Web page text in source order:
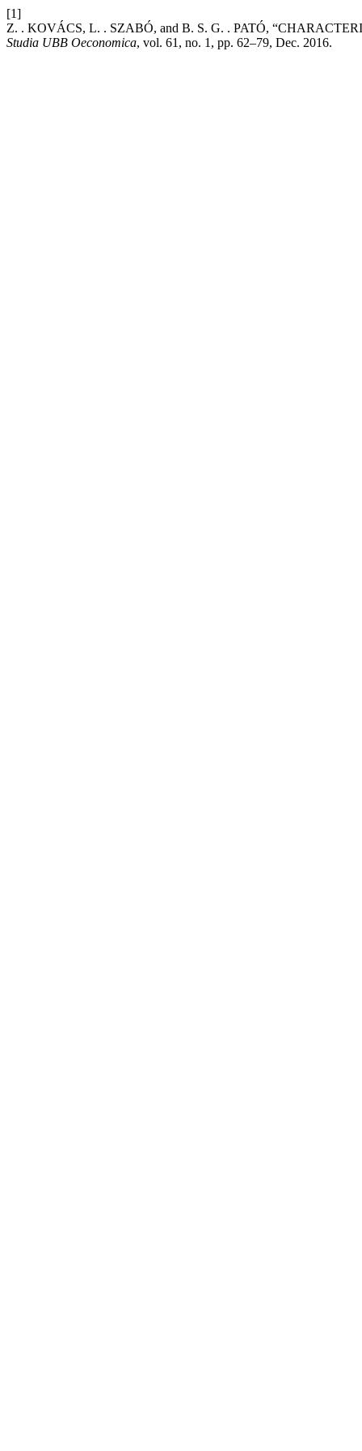
[1]
Z. . KOVÁCS, L. . SZABÓ, and B. S. G. . PATÓ,
Studia UBB Oeconomica, vol. 61, no. 1, pp. 62–79, Dec. 2016.